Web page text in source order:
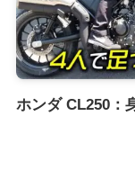
ホンダ CL250：